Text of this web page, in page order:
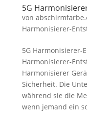
5G
von
Harmonisierer-
5G Harmonisierer-
Harmonisierer-
Harmonisierer
Sicherheit. Die
während sie die
wenn jemand ein